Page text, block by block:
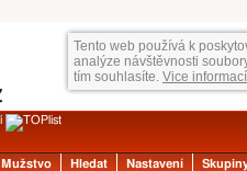
Tento web používá k
analýze návštěvnosti
tím souhlasíte. Vice informací
Mužstvo Hledat Nastavení